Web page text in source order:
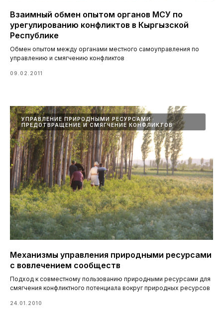
Взаимный обмен опытом органов МСУ по
урегулированию конфликтов в Кыргызской
Республике
Обмен опытом между органами местного самоуправления по
управлению и смягчению конфликтов
09.02.2011
УПРАВЛЕНИЕ ПРИРОДНЫМИ РЕСУРСАМИ
ПРЕДОТВРАЩЕНИЕ И СМЯГЧЕНИЕ КОНФЛИКТОВ
Механизмы управления природными ресурсами
с вовлечением сообществ
Подход к совместному пользованию природными ресурсами для
смягчения конфликтного потенциала вокруг природных ресурсов
24.01.2010